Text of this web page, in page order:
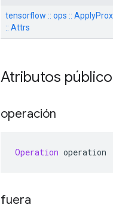
tensorflow :: ops ::
:: Attrs
Atributos
operación
Operation operation
fuera